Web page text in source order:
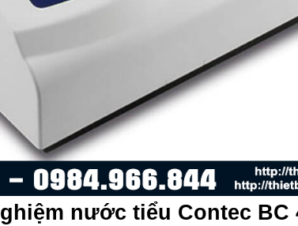
nước tiểu Contec BC